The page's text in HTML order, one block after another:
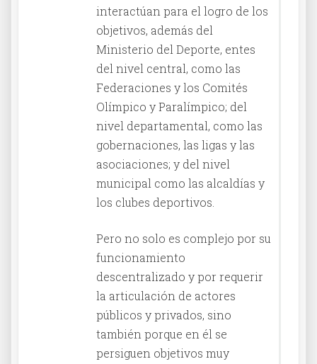
interactúan para el logro de los
objetivos, además del
Ministerio del Deporte, entes
del nivel central, como las
Federaciones y los Comités
Olímpico y Paralímpico; del
nivel departamental, como las
gobernaciones, las ligas y las
asociaciones; y del nivel
municipal como las alcaldías y
los clubes deportivos.
Pero no solo es complejo por su
funcionamiento
descentralizado y por requerir
la articulación de actores
públicos y privados, sino
también porque en él se
persiguen objetivos muy